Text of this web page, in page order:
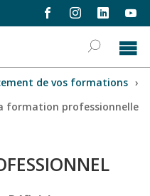
de vos formations ›
formation professionnelle